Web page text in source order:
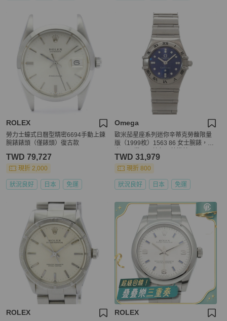
ROLEX
勞力士蠔式日曆型精密6694手動上鍊
腕錶錶頭（僅錶頭）復古款
TWD 79,727
現折 2,000
狀況良好 日本 免運
Omega
歐米茄星座系列迷你辛蒂克勞馥限量
版（1999枚）1563 86 女士腕錶，鑲
TWD 31,979
現折 800
狀況良好 日本 免運
ROLEX ROLEX